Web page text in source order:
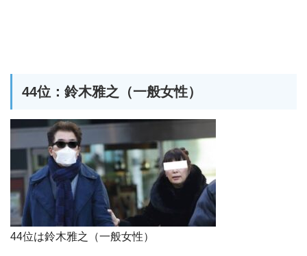
44位：鈴木雅之（一般女性）
44位は鈴木雅之（一般女性）